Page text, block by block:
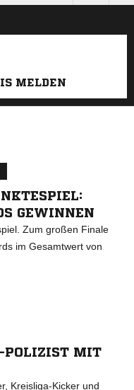
MELDEN
GEWINNEN
Zum großen Finale
im Gesamtwert von
POLIZIST MIT
Kreisliga-Kicker und